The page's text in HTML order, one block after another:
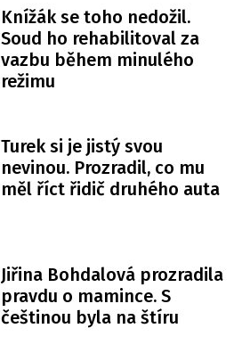
Knížák se toho nedožil.
Soud ho rehabilitoval za
vazbu během minulého
režimu
Turek si je jistý svou
nevinou. Prozradil, co mu
měl říct řidič druhého auta
Jiřina Bohdalová prozradila
pravdu o mamince. S
češtinou byla na štíru